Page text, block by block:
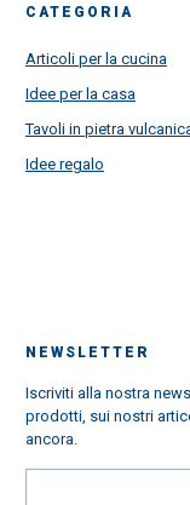
CATEGORIA
Articoli per la cucina
Idee per la casa
Tavoli in pietra
Idee regalo
NEWSLETTER
Iscriviti alla nostra
prodotti, sui nostri
ancora.